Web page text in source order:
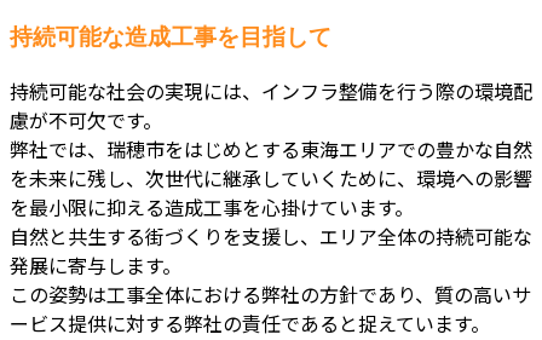
持続可能な造成工事を目指して
持続可能な社会の実現には、インフラ整備を行う際の環境配
慮が不可欠です。
弊社では、瑞穂市をはじめとする東海エリアでの豊かな自然
を未来に残し、次世代に継承していくために、環境への影響
を最小限に抑える造成工事を心掛けています。
自然と共生する街づくりを支援し、エリア全体の持続可能な
発展に寄与します。
この姿勢は工事全体における弊社の方針であり、質の高いサ
ービス提供に対する弊社の責任であると捉えています。